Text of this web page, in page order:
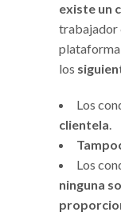
existe un
trabajador
plataforma
los
Los
clientela.
Los
ninguna